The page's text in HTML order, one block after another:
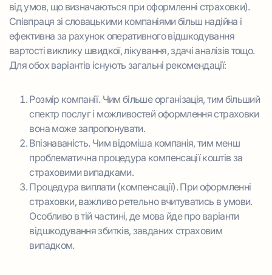
від умов, що визначаються при оформленні страховки).
Співпраця зі словацькими компаніями більш надійна і
ефективна за рахунок оперативного відшкодування
вартості виклику швидкої, лікування, здачі аналізів тощо.
Для обох варіантів існують загальні рекомендації:
Розмір компанії. Чим більше організація, тим більший
спектр послуг і можливостей оформлення страховки
вона може запропонувати.
Впізнаваність. Чим відоміша компанія, тим менш
проблематична процедура компенсації коштів за
страховими випадками.
Процедура виплати (компенсації). При оформленні
страховки, важливо ретельно вчитуватись в умови.
Особливо в тій частині, де мова йде про варіанти
відшкодування збитків, завданих страховим
випадком.